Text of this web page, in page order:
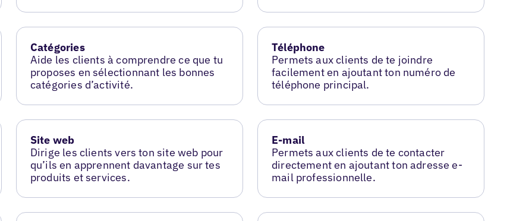
Catégories
Aide les clients à comprendre ce que tu
proposes en sélectionnant les bonnes
catégories d’activité.
Téléphone
Permets aux clients de te joindre
facilement en ajoutant ton numéro de
téléphone principal.
Site web
Dirige les clients vers ton site web pour
qu’ils en apprennent davantage sur tes
produits et services.
E-mail
Permets aux clients de te contacter
directement en ajoutant ton adresse e-
mail professionnelle.